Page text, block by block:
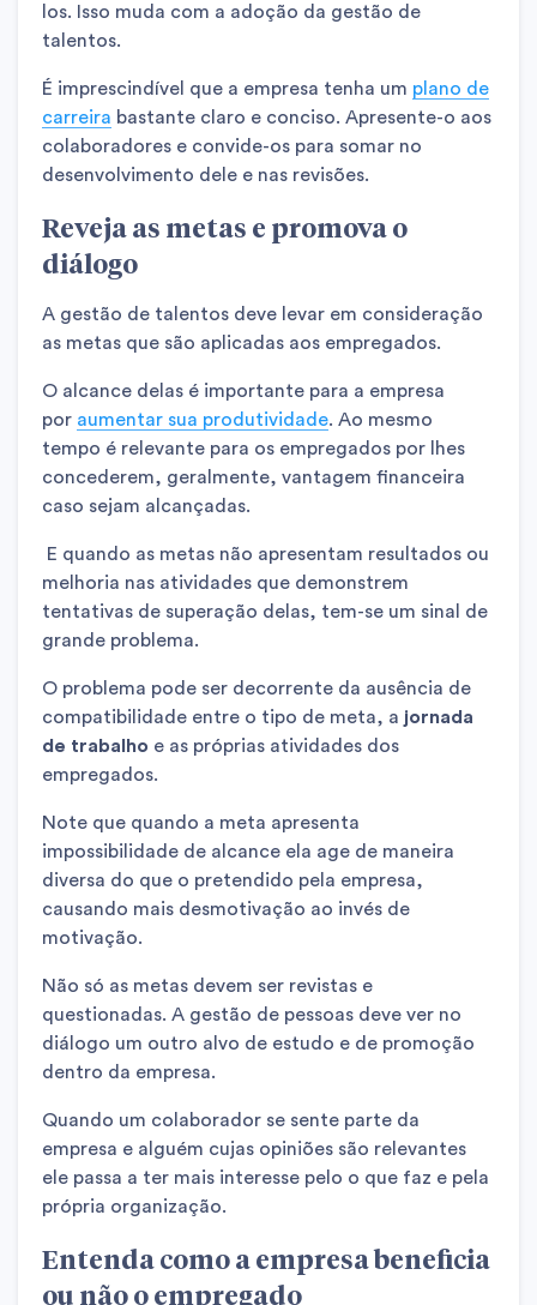
los. Isso muda com a adoção da gestão de
talentos.
É imprescindível que a empresa tenha um plano de
carreira bastante claro e conciso. Apresente-o aos
colaboradores e convide-os para somar no
desenvolvimento dele e nas revisões.
Reveja as metas e promova o
diálogo
A gestão de talentos deve levar em consideração
as metas que são aplicadas aos empregados.
O alcance delas é importante para a empresa
por aumentar sua produtividade. Ao mesmo
tempo é relevante para os empregados por lhes
concederem, geralmente, vantagem financeira
caso sejam alcançadas.
E quando as metas não apresentam resultados ou
melhoria nas atividades que demonstrem
tentativas de superação delas, tem-se um sinal de
grande problema.
O problema pode ser decorrente da ausência de
compatibilidade entre o tipo de meta, a jornada
de trabalho e as próprias atividades dos
empregados.
Note que quando a meta apresenta
impossibilidade de alcance ela age de maneira
diversa do que o pretendido pela empresa,
causando mais desmotivação ao invés de
motivação.
Não só as metas devem ser revistas e
questionadas. A gestão de pessoas deve ver no
diálogo um outro alvo de estudo e de promoção
dentro da empresa.
Quando um colaborador se sente parte da
empresa e alguém cujas opiniões são relevantes
ele passa a ter mais interesse pelo o que faz e pela
própria organização.
Entenda como a empresa beneficia
ou não o empregado